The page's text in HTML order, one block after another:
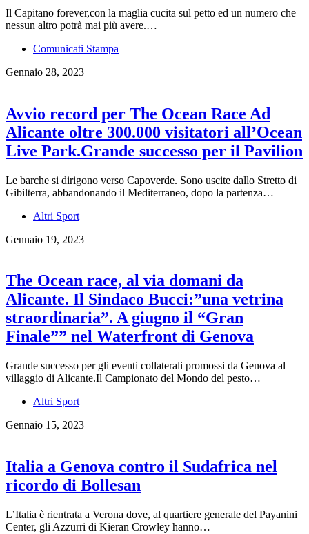
Il Capitano forever,con la maglia cucita sul petto ed un numero che
nessun altro potrà mai più avere.…
Comunicati Stampa
Gennaio 28, 2023
Avvio record per The Ocean Race Ad
Alicante oltre 300.000 visitatori all’Ocean
Live Park.Grande successo per il Pavilion
Le barche si dirigono verso Capoverde. Sono uscite dallo Stretto di
Gibilterra, abbandonando il Mediterraneo, dopo la partenza…
Altri Sport
Gennaio 19, 2023
The Ocean race, al via domani da
Alicante. Il Sindaco Bucci:”una vetrina
straordinaria”. A giugno il “Gran
Finale”” nel Waterfront di Genova
Grande successo per gli eventi collaterali promossi da Genova al
villaggio di Alicante.Il Campionato del Mondo del pesto…
Altri Sport
Gennaio 15, 2023
Italia a Genova contro il Sudafrica nel
ricordo di Bollesan
L’Italia è rientrata a Verona dove, al quartiere generale del Payanini
Center, gli Azzurri di Kieran Crowley hanno…